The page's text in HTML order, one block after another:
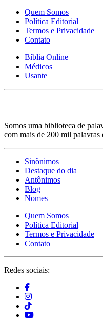
Quem Somos
Política Editorial
Termos e Privacidade
Contato
Bíblia Online
Médicos
Usante
Somos uma biblioteca de
com mais de 200 mil palavras
Sinônimos
Destaque do dia
Antônimos
Blog
Nomes
Quem Somos
Política Editorial
Termos e Privacidade
Contato
Redes sociais: